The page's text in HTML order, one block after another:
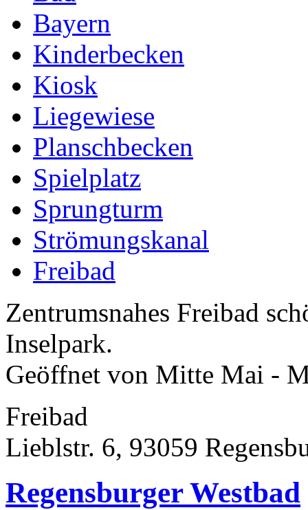
Bayern
Kinderbecken
Kiosk
Liegewiese
Planschbecken
Spielplatz
Sprungturm
Strömungskanal
Freibad
Zentrumsnahes Freibad
Inselpark.
Geöffnet von Mitte Mai -
Freibad
Lieblstr. 6, 93059
Regensburger Westbad